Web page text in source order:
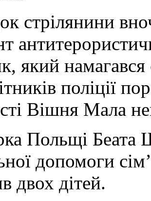
стрілянини
який
поліції
Вішня Мала
Польщі Беата
допомоги
двох дітей.